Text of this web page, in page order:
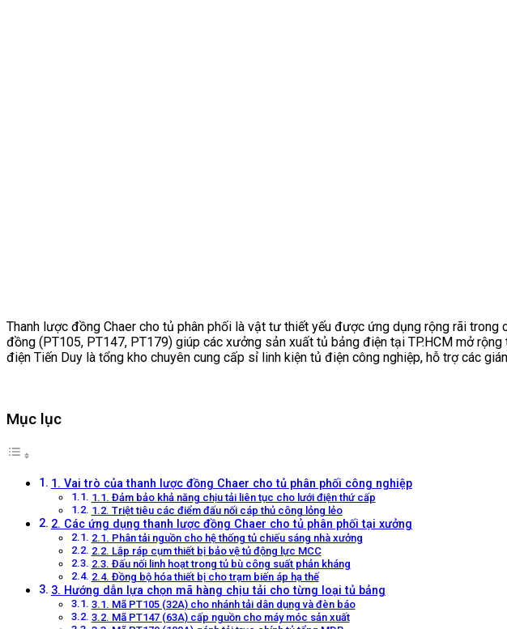
Thanh lược đồng Chaer cho tủ phân phối là vật tư thiết yếu được ứng dụng rộng rãi
đồng (PT105, PT147, PT179) giúp các xưởng sản xuất tủ bảng điện tại TP.HCM mở
điện Tiến Duy là tổng kho chuyên cung cấp sỉ linh kiện tủ điện công nghiệp, hỗ trợ các
Mục lục
1. Vai trò của thanh lược đồng Chaer cho tủ phân phối công nghiệp
1.1. Đảm bảo khả năng chịu tải liên tục cho lưới điện thứ cấp
1.2. Triệt tiêu các điểm đấu nối cáp thủ công lỏng lẻo
2. Các ứng dụng thanh lược đồng Chaer cho tủ phân phối tại xưởng
2.1. Phân tải nguồn cho hệ thống tủ chiếu sáng nhà xưởng
2.2. Lắp ráp cụm thiết bị bảo vệ tủ động lực MCC
2.3. Đấu nối linh hoạt trong tủ bù công suất phản kháng
2.4. Đồng bộ hóa thiết bị cho trạm biến áp hạ thế
3. Hướng dẫn lựa chọn mã hàng chịu tải cho từng loại tủ bảng
3.1. Mã PT105 (32A) cho nhánh tải dân dụng và đèn báo
3.2. Mã PT147 (63A) cấp nguồn cho máy móc sản xuất